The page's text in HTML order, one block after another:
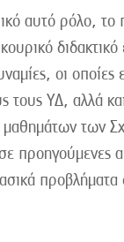
αυτό ρόλο, το
οι οποίες
τους ΥΔ, αλλά
μαθημάτων των
προηγούμενες
προβλήματα